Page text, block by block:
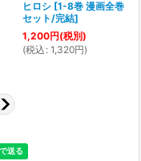
ヒロシ [1-8巻 漫画全巻
セット/完結]
1,200円(税別)
(税込 : 1,320円)